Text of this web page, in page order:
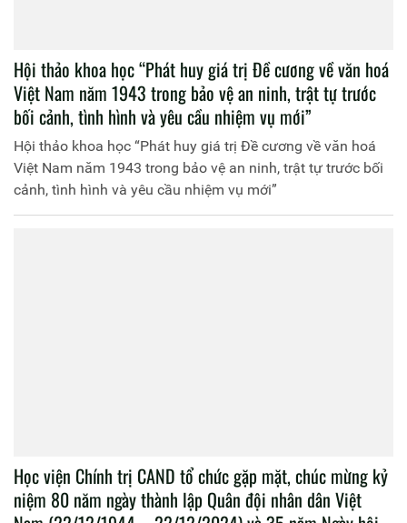
Hội thảo khoa học “Phát huy giá trị Đề cương về văn hoá
Việt Nam năm 1943 trong bảo vệ an ninh, trật tự trước
bối cảnh, tình hình và yêu cầu nhiệm vụ mới”
Hội thảo khoa học “Phát huy giá trị Đề cương về văn hoá
Việt Nam năm 1943 trong bảo vệ an ninh, trật tự trước bối
cảnh, tình hình và yêu cầu nhiệm vụ mới”
Học viện Chính trị CAND tổ chức gặp mặt, chúc mừng kỷ
niệm 80 năm ngày thành lập Quân đội nhân dân Việt